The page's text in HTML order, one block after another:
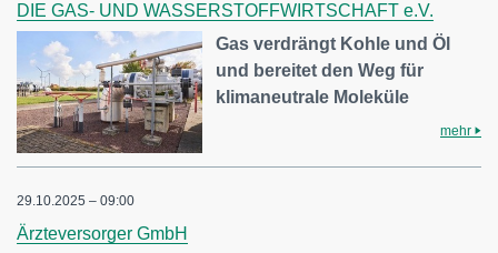
DIE GAS- UND WASSERSTOFFWIRTSCHAFT e.V.
Gas verdrängt Kohle und Öl
und bereitet den Weg für
klimaneutrale Moleküle
mehr
29.10.2025 – 09:00
Ärzteversorger GmbH